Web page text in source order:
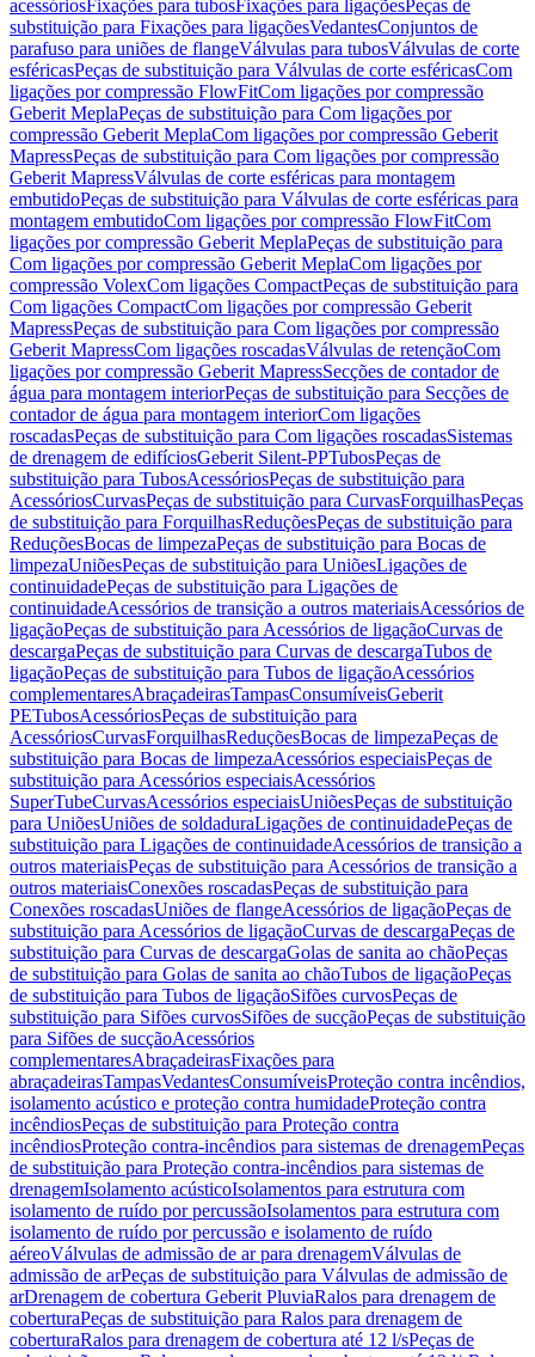
acessóriosFixações para tubosFixações para ligaçõesPeças de
substituição para Fixações para ligaçõesVedantesConjuntos de
parafuso para uniões de flangeVálvulas para tubosVálvulas de corte
esféricasPeças de substituição para Válvulas de corte esféricasCom
ligações por compressão FlowFitCom ligações por compressão
Geberit MeplaPeças de substituição para Com ligações por
compressão Geberit MeplaCom ligações por compressão Geberit
MapressPeças de substituição para Com ligações por compressão
Geberit MapressVálvulas de corte esféricas para montagem
embutidoPeças de substituição para Válvulas de corte esféricas para
montagem embutidoCom ligações por compressão FlowFitCom
ligações por compressão Geberit MeplaPeças de substituição para
Com ligações por compressão Geberit MeplaCom ligações por
compressão VolexCom ligações CompactPeças de substituição para
Com ligações CompactCom ligações por compressão Geberit
MapressPeças de substituição para Com ligações por compressão
Geberit MapressCom ligações roscadasVálvulas de retençãoCom
ligações por compressão Geberit MapressSecções de contador de
água para montagem interiorPeças de substituição para Secções de
contador de água para montagem interiorCom ligações
roscadasPeças de substituição para Com ligações roscadasSistemas
de drenagem de edifíciosGeberit Silent-PPTubosPeças de
substituição para TubosAcessóriosPeças de substituição para
AcessóriosCurvasPeças de substituição para CurvasForquilhasPeças
de substituição para ForquilhasReduçõesPeças de substituição para
ReduçõesBocas de limpezaPeças de substituição para Bocas de
limpezaUniõesPeças de substituição para UniõesLigações de
continuidadePeças de substituição para Ligações de
continuidadeAcessórios de transição a outros materiaisAcessórios de
ligaçãoPeças de substituição para Acessórios de ligaçãoCurvas de
descargaPeças de substituição para Curvas de descargaTubos de
ligaçãoPeças de substituição para Tubos de ligaçãoAcessórios
complementaresAbraçadeirasTampasConsumíveisGeberit
PETubosAcessóriosPeças de substituição para
AcessóriosCurvasForquilhasReduçõesBocas de limpezaPeças de
substituição para Bocas de limpezaAcessórios especiaisPeças de
substituição para Acessórios especiaisAcessórios
SuperTubeCurvasAcessórios especiaisUniõesPeças de substituição
para UniõesUniões de soldaduraLigações de continuidadePeças de
substituição para Ligações de continuidadeAcessórios de transição a
outros materiaisPeças de substituição para Acessórios de transição a
outros materiaisConexões roscadasPeças de substituição para
Conexões roscadasUniões de flangeAcessórios de ligaçãoPeças de
substituição para Acessórios de ligaçãoCurvas de descargaPeças de
substituição para Curvas de descargaGolas de sanita ao chãoPeças
de substituição para Golas de sanita ao chãoTubos de ligaçãoPeças
de substituição para Tubos de ligaçãoSifões curvosPeças de
substituição para Sifões curvosSifões de sucçãoPeças de substituição
para Sifões de sucçãoAcessórios
complementaresAbraçadeirasFixações para
abraçadeirasTampasVedantesConsumíveisProteção contra incêndios,
isolamento acústico e proteção contra humidadeProteção contra
incêndiosPeças de substituição para Proteção contra
incêndiosProteção contra-incêndios para sistemas de drenagemPeças
de substituição para Proteção contra-incêndios para sistemas de
drenagemIsolamento acústicoIsolamentos para estrutura com
isolamento de ruído por percussãoIsolamentos para estrutura com
isolamento de ruído por percussão e isolamento de ruído
aéreoVálvulas de admissão de ar para drenagemVálvulas de
admissão de arPeças de substituição para Válvulas de admissão de
arDrenagem de cobertura Geberit PluviaRalos para drenagem de
coberturaPeças de substituição para Ralos para drenagem de
coberturaRalos para drenagem de cobertura até 12 l/sPeças de